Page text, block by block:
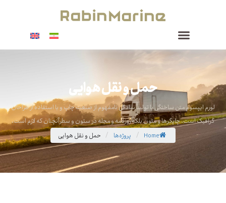
حمل و نقل هوایی
لورم ایپسوم متن ساختگی با تولید سادگی نامفهوم از صنعت چاپ و با استفاده از طراحان
گرافیک است. چاپگرها و متون بلکه روزنامه و مجله در ستون و سطرآنچنان که لازم است.
Home
/ پروژه‌ها / حمل و نقل هوایی